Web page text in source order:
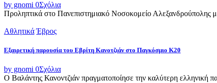
by gnomi 0Σχόλια
Προληπτικά στο Πανεπιστημιακό Νοσοκομείο Αλεξανδρούπολης
Αθλητικά Έβρος
Εξαιρετική παρουσία του Εβρίτη Κανοτζιάν στο Παγκόσμιο Κ20
by gnomi 0Σχόλια
Ο Βαλάντης Κανοντζιάν πραγματοποίησε την καλύτερη ελληνική